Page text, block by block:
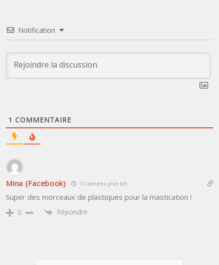
Notification
1 COMMENTAIRE
Mina (Facebook) 11 années plus tôt
Super des morceaux de plastiques pour la mastication !
0 Répondre